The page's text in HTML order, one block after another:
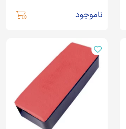
ناموجود